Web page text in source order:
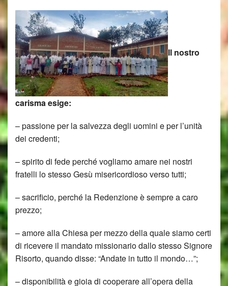
Il nostro
carisma esige:
– passione per la salvezza degli uomini e per l’unità
dei credenti;
– spirito di fede perché vogliamo amare nei nostri
fratelli lo stesso Gesù misericordioso verso tutti;
– sacrificio, perché la Redenzione è sempre a caro
prezzo;
– amore alla Chiesa per mezzo della quale siamo certi
di ricevere il mandato missionario dallo stesso Signore
Risorto, quando disse: “Andate in tutto il mondo…”;
– disponibilità e gioia di cooperare all’opera della